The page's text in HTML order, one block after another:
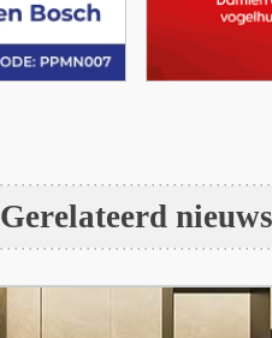
Gerelateerd nieuws